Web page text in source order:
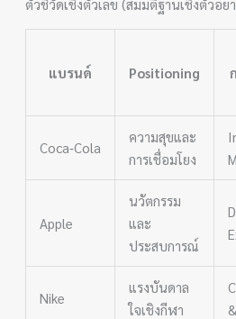
ตัวชี้วัดเชิงตัวเลข (สมมติฐานเชิงตัวอย่
แบรนด์ Positioning
Coca‑Cola
ความสุขและ
การเชื่อมโยง
Apple
นวัตกรรม
และ
ประสบการณ์
Nike
แรงบันดาล
ใจเชิงกีฬา